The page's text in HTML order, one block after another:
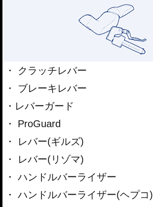
クラッチレバー
ブレーキレバー
レバーガード
ProGuard
レバー(ギルズ)
レバー(リゾマ)
ハンドルバーライザー
ハンドルバーライザー(ヘプコ)